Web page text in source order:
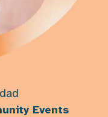
Events